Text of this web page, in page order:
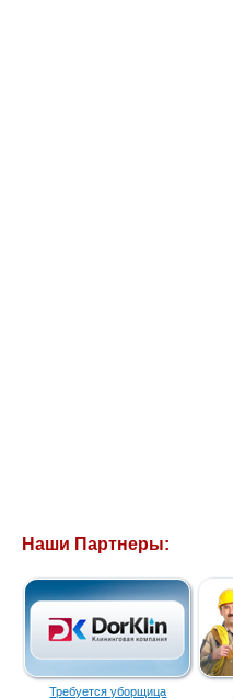
Наши Партнеры:
Требуется уборщица